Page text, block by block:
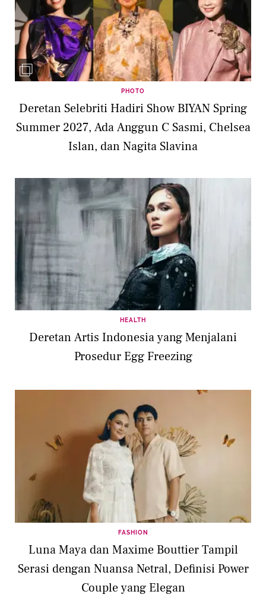
PHOTO
Deretan Selebriti Hadiri Show BIYAN Spring
Summer 2027, Ada Anggun C Sasmi, Chelsea
Islan, dan Nagita Slavina
HEALTH
Deretan Artis Indonesia yang Menjalani
Prosedur Egg Freezing
FASHION
Luna Maya dan Maxime Bouttier Tampil
Serasi dengan Nuansa Netral, Definisi Power
Couple yang Elegan